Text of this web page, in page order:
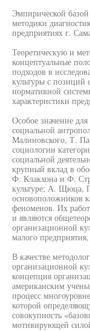
Эмпирической базой
методики
предприятиях г.
Теоретическую и
концептуальные
подходов в
культуры с позиций
нормативной
характеристики
Особое значение
социальной
Малиновского, Т.
социологии
социальной
крупный вклад в
Ф. Клакхона и Ф.
культуре; А. Щюца,
основоположников
феноменов. Их
и являются
организационной
малого
В качестве
организационной
концепция
американским
процесс
которой
совокупность
мотивирующей